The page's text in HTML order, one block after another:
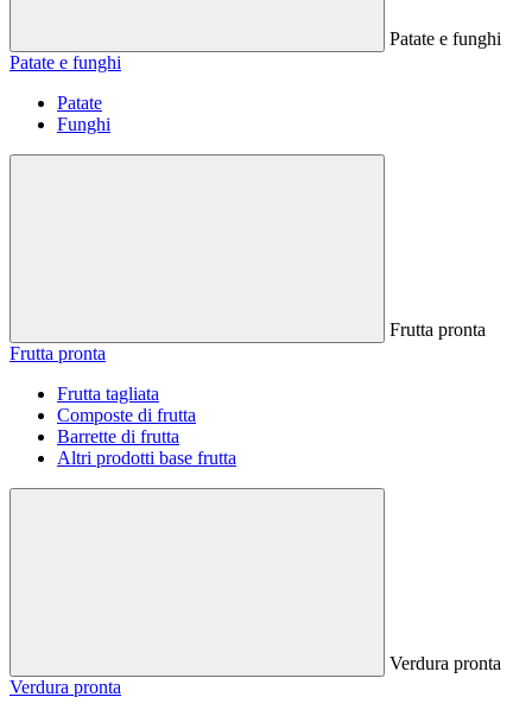
Patate e funghi
Patate e funghi
Patate
Funghi
Frutta pronta
Frutta pronta
Frutta tagliata
Composte di frutta
Barrette di frutta
Altri prodotti base frutta
Verdura pronta
Verdura pronta